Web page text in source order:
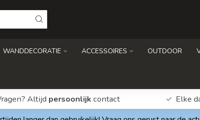
WANDDECORATIE ACCESSOIRES OUTDOOR
Altijd persoonlijk contact Elke